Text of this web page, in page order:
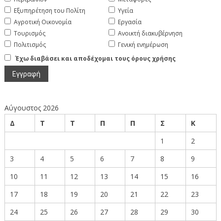
Εξυπηρέτηση του Πολίτη
Αγροτική Οικονομία
Τουρισμός
Πολιτισμός
Υγεία
Εργασία
Ανοικτή διακυβέρνηση
Γενική ενημέρωση
Έχω διαβάσει και αποδέχομαι τους όρους χρήσης
Αύγουστος 2026
Δ
Τ Τ Π Π Σ
Κ
1
2
3
4 5 6 7 8
9
10
11 12 13 14 15
16
17
18 19 20 21 22
23
24
25 26 27 28 29 30